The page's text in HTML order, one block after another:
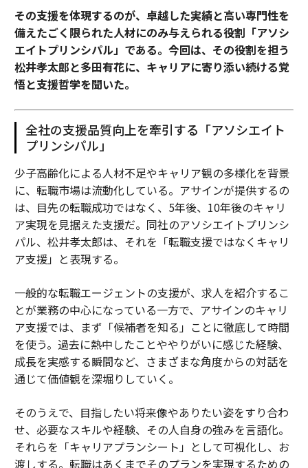
その支援を体現するのが、卓越した実績と高い専門性を
備えたごく限られた人材にのみ与えられる役割「アソシ
エイトプリンシパル」である。今回は、その役割を担う
松井孝太郎と多田有花に、キャリアに寄り添い続ける覚
悟と支援哲学を聞いた。
全社の支援品質向上を牽引する「アソシエイト
プリンシパル」
少子高齢化による人材不足やキャリア観の多様化を背景
に、転職市場は流動化している。アサインが提供するの
は、目先の転職成功ではなく、5年後、10年後のキャリ
ア実現を見据えた支援だ。同社のアソシエイトプリンシ
パル、松井孝太郎は、それを「転職支援ではなくキャリ
ア支援」と表現する。
一般的な転職エージェントの支援が、求人を紹介するこ
とが業務の中心になっている一方で、アサインのキャリ
ア支援では、まず「候補者を知る」ことに徹底して時間
を使う。過去に熱中したことややりがいに感じた経験、
成長を実感する瞬間など、さまざまな角度からの対話を
通じて価値観を深堀りしていく。
そのうえで、目指したい将来像やありたい姿をすり合わ
せ、必要なスキルや経験、その人自身の強みを言語化。
それらを「キャリアプランシート」として可視化し、お
渡しする。転職はあくまでそのプランを実現するための